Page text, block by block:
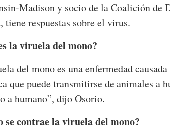
Madison y socio de la Coalición de
tiene respuestas sobre el virus.
la viruela del mono?
del mono es una enfermedad
que puede transmitirse de animales a
a humano”, dijo Osorio.
se contrae la viruela del mono?